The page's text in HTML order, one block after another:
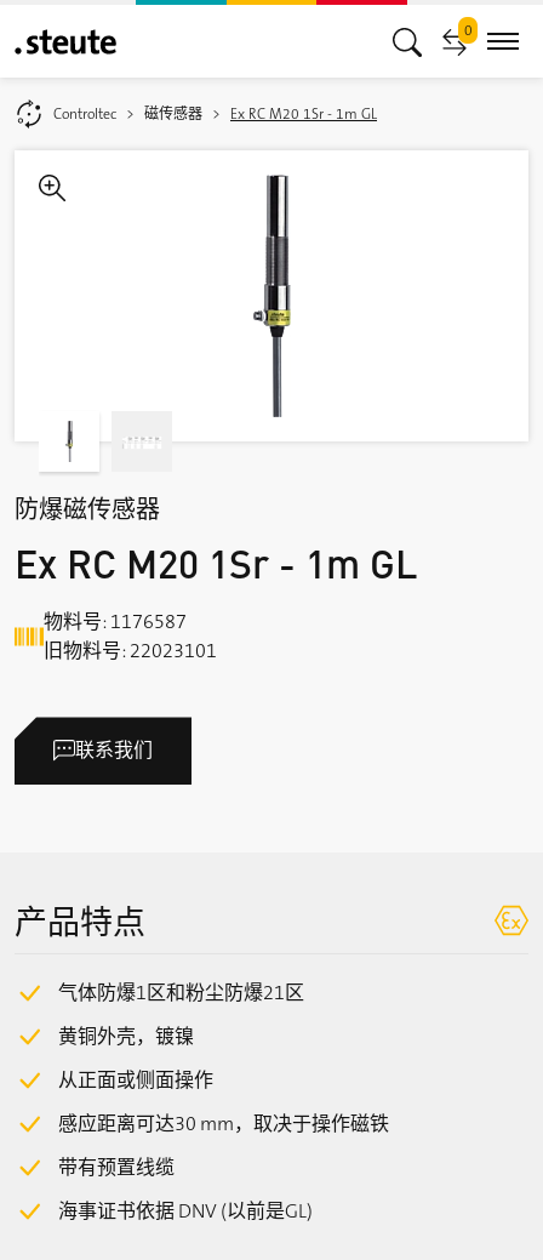
0
Controltec 磁传感器 Ex RC M20 1Sr - 1m GL
防爆磁传感器
Ex RC M20 1Sr - 1m GL
物料号: 1176587
旧物料号: 22023101
联系我们
产品特点
气体防爆1区和粉尘防爆21区
黄铜外壳，镀镍
从正面或侧面操作
感应距离可达30 mm，取决于操作磁铁
带有预置线缆
海事证书依据 DNV (以前是GL)